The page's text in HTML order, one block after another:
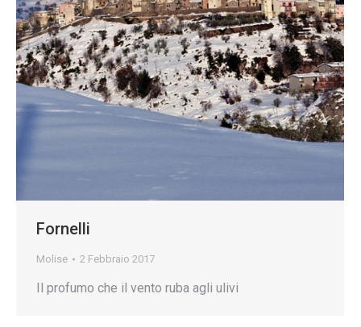
Fornelli
Molise 2 Febbraio 2017
Il profumo che il vento ruba agli ulivi